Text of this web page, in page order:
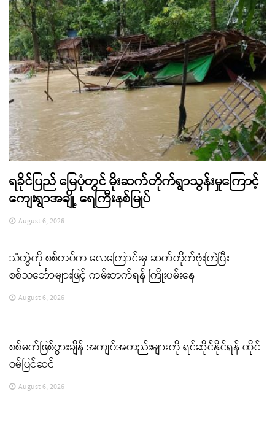
ရခိုင်ပြည် မြေပုံတွင် မိုးဆက်တိုက်ရွာသွန်းမှုကြောင့်
ကျေးရွာအချို့ ရေကြီးနစ်မြုပ်
August 6, 2026
သံတွဲကို စစ်တပ်က လေကြောင်းမှ ဆက်တိုက်ဗုံးကြဲပြီး
စစ်သင်္ဘောများဖြင့် ကမ်းတက်ရန် ကြိုးပမ်းနေ
August 6, 2026
စစ်မက်ဖြစ်ပွားချိန် အကျပ်အတည်းများကို ရင်ဆိုင်နိုင်ရန် ထိုင်
ဝမ်ပြင်ဆင်
August 6, 2026